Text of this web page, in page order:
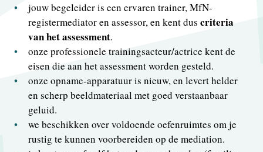
jouw begeleider is een ervaren trainer, MfN-
registermediator en assessor, en kent dus criteria
van het assessment.
onze professionele trainingsacteur/actrice kent de
eisen die aan het assessment worden gesteld.
onze opname-apparatuur is nieuw, en levert helder
en scherp beeldmateriaal met goed verstaanbaar
geluid.
we beschikken over voldoende oefenruimtes om je
rustig te kunnen voorbereiden op de mediation.